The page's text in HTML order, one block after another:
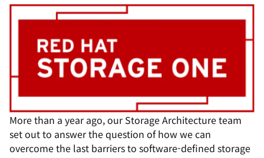
More than a year ago, our Storage Architecture team
set out to answer the question of how we can
overcome the last barriers to software-defined storage